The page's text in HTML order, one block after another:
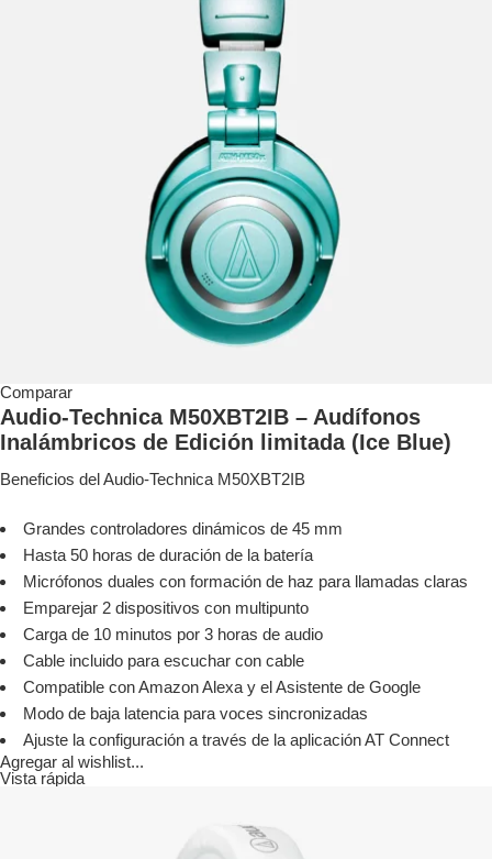
Comparar
Audio-Technica M50XBT2IB – Audífonos
Inalámbricos de Edición limitada (Ice Blue)
Beneficios del Audio-Technica M50XBT2IB
Grandes controladores dinámicos de 45 mm
Hasta 50 horas de duración de la batería
Micrófonos duales con formación de haz para llamadas claras
Emparejar 2 dispositivos con multipunto
Carga de 10 minutos por 3 horas de audio
Cable incluido para escuchar con cable
Compatible con Amazon Alexa y el Asistente de Google
Modo de baja latencia para voces sincronizadas
Ajuste la configuración a través de la aplicación AT Connect
Agregar al wishlist...
Vista rápida